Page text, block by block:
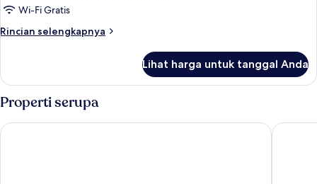
King
Suite
w/
Bed
&
Full
Kitchenette
Wi-Fi Gratis
Rincian selengkapnya
Rincian
Ultra
King
Suite
w/
Sofa
Lihat harga untuk tanggal Anda
Properti serupa
Osage Creek Lodge Basin